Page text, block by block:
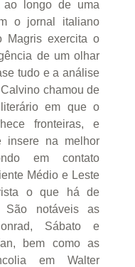
ao longo de uma
o jornal italiano
Magris exercita o
de um olhar
tudo e a análise
chamou de
literário em que o
fronteiras, e
insere na melhor
em contato
Médio e Leste
o que há de
São notáveis as
Sábato e
bem como as
em Walter